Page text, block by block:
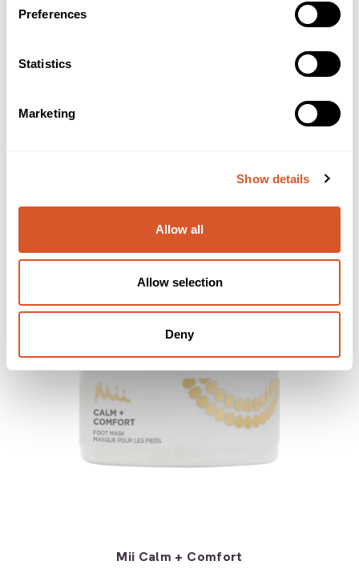
Preferences
Statistics
Marketing
Show details
Allow all
Allow selection
Deny
Camillen Aloe-Olive Massage Balsam
Mii Calm + Comfort